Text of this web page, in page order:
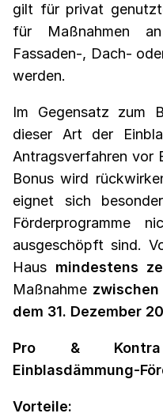
gilt für privat
für Maßnahmen
Fassaden-, Dach-
werden.
Im Gegensatz zum
dieser Art der
Antragsverfahren vor
Bonus wird
eignet sich
Förderprogramme
ausgeschöpft sind.
Haus mindestens
Maßnahme
dem 31. Dezember
Pro & Kontra
Einblasdämmung-
Vorteile: